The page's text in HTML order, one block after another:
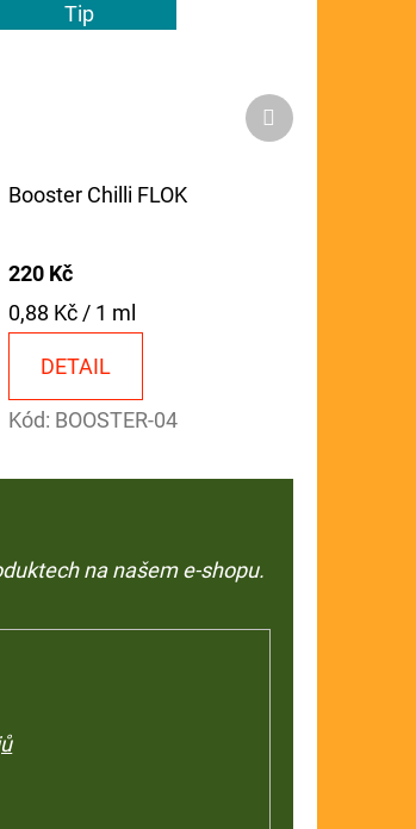
Tip
Booster Chilli FLOK
220 Kč
Měrná
0,88 Kč / 1 ml
DETAIL
Kód: BOOSTER-04
Další
na našem e-shopu.